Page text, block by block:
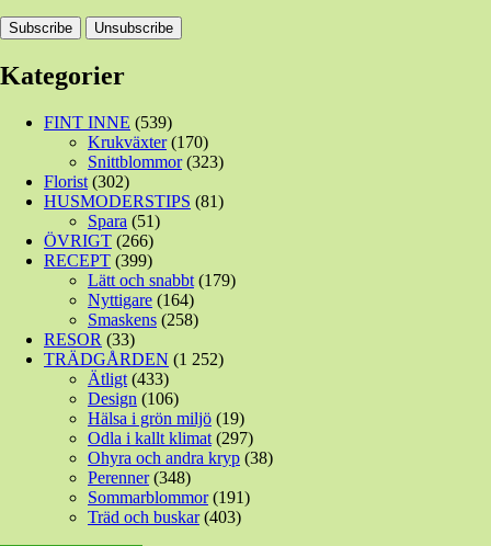
Kategorier
FINT INNE (539)
Krukväxter(170)
Snittblommor(323)
Florist (302)
HUSMODERSTIPS (81)
Spara (51)
ÖVRIGT (266)
RECEPT (399)
Lätt och snabbt (179)
Nyttigare (164)
Smaskens (258)
RESOR (33)
TRÄDGÅRDEN (1 252)
Ätligt (433)
Design (106)
Hälsa i grön miljö (19)
Odla i kallt klimat (297)
Ohyra och andra kryp (38)
Perenner(348)
Sommarblommor(191)
Träd och buskar(403)